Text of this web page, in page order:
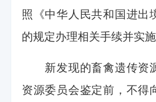
照《中华人民共和国进出
的规定办理相关手续并实施
新发现的畜禽遗传资
资源委员会鉴定前，不得